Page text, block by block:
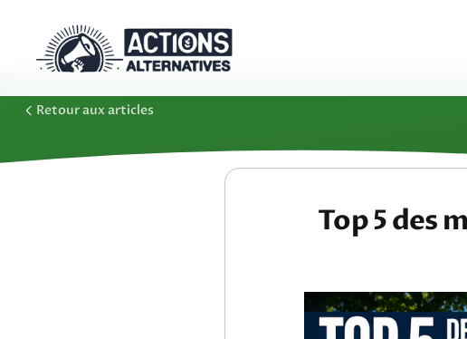
Retour aux articles
Top 5 des